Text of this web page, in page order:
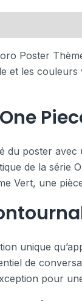
Poster
et les
du poster
de la série
Vert, une
unique
de
pour